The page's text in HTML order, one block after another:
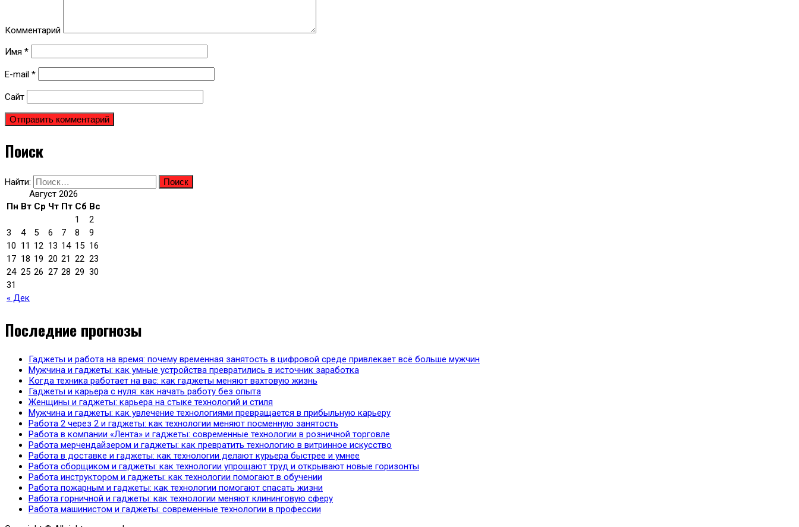
Комментарий
Имя *
E-mail *
Сайт
Поиск
Найти:
Август 2026
Пн Вт Ср Чт Пт Сб Вс
« Дек
1
2
3
4 5 6 7 8
9
10 11 12 13 14 15 16
17 18 19 20 21 22 23
24 25 26 27 28 29 30
31
Последние прогнозы
Гаджеты и работа на время: почему временная занятость в цифровой среде привлекает всё больше мужчин
Мужчина и гаджеты: как умные устройства превратились в источник заработка
Когда техника работает на вас: как гаджеты меняют вахтовую жизнь
Гаджеты и карьера с нуля: как начать работу без опыта
Женщины и гаджеты: карьера на стыке технологий и стиля
Мужчина и гаджеты: как увлечение технологиями превращается в прибыльную карьеру
Работа 2 через 2 и гаджеты: как технологии меняют посменную занятость
Работа в компании «Лента» и гаджеты: современные технологии в розничной торговле
Работа мерчендайзером и гаджеты: как превратить технологию в витринное искусство
Работа в доставке и гаджеты: как технологии делают курьера быстрее и умнее
Работа сборщиком и гаджеты: как технологии упрощают труд и открывают новые горизонты
Работа инструктором и гаджеты: как технологии помогают в обучении
Работа пожарным и гаджеты: как технологии помогают спасать жизни
Работа горничной и гаджеты: как технологии меняют клининговую сферу
Работа машинистом и гаджеты: современные технологии в профессии